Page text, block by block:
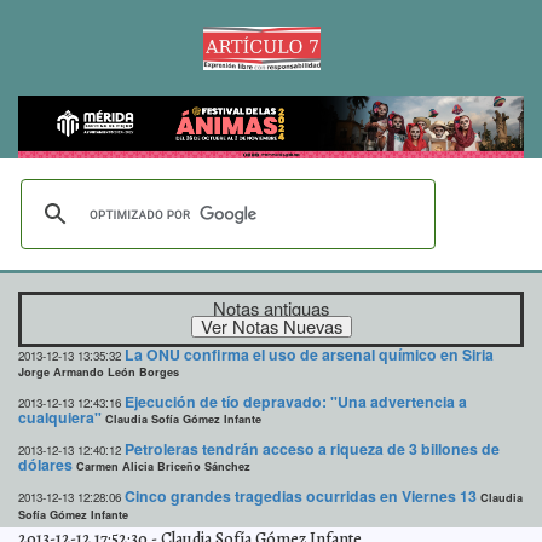
Notas antiguas
2013-12-13 13:35:32 La ONU confirma el uso de arsenal químico en Siria
Jorge Armando León Borges
2013-12-13 12:43:16 Ejecución de tío depravado: "Una advertencia a
cualquiera" Claudia Sofía Gómez Infante
2013-12-13 12:40:12 Petroleras tendrán acceso a riqueza de 3 billones de
dólares Carmen Alicia Briceño Sánchez
2013-12-13 12:28:06 Cinco grandes tragedias ocurridas en Viernes 13 Claudia
Sofía Gómez Infante